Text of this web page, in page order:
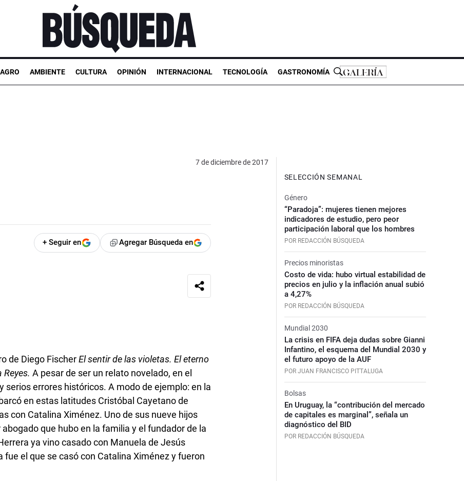
AGRO AMBIENTE CULTURA OPINIÓN INTERNACIONAL TECNOLOGÍA GASTRONOMÍA
7 de diciembre de 2017
+ Seguir en Agregar Búsqueda en
de Diego FischerEl sentir de las violetas. El eterno
A pesar de ser un relato novelado, en el
serios errores históricos. A modo de ejemplo: en la
en estas latitudes Cristóbal Cayetano de
con Catalina Ximénez. Uno de sus nueve hijos
que hubo en la familia y el fundador de la
ya vino casado con Manuela de Jesús
fue el que se casó con Catalina Ximénez y fueron
SELECCIÓN SEMANAL
Género
“Paradoja”: mujeres tienen mejores
indicadores de estudio, pero peor
participación laboral que los hombres
POR REDACCIÓN BÚSQUEDA
Precios minoristas
Costo de vida: hubo virtual estabilidad de
precios en julio y la inflación anual subió
a 4,27%
POR REDACCIÓN BÚSQUEDA
Mundial 2030
La crisis en FIFA deja dudas sobre Gianni
Infantino, el esquema del Mundial 2030 y
el futuro apoyo de la AUF
POR JUAN FRANCISCO PITTALUGA
Bolsas
En Uruguay, la “contribución del mercado
de capitales es marginal”, señala un
diagnóstico del BID
POR REDACCIÓN BÚSQUEDA